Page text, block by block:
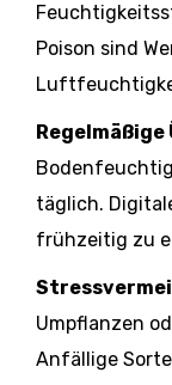
Poison sind
täglich.
frühzeitig zu
Umpflanzen
Anfällige